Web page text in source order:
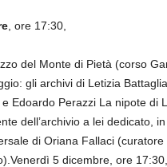
, ore 17:30,
del Monte di Pietà (corso
gli archivi di Letizia
Edoardo Perazzi La nipote di
dell’archivio a lei dedicato,
di Oriana Fallaci
5 dicembre, ore